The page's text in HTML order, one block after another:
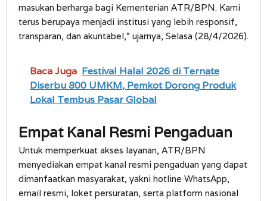
masukan berharga bagi Kementerian ATR/BPN. Kami
terus berupaya menjadi institusi yang lebih responsif,
transparan, dan akuntabel,” ujarnya, Selasa (28/4/2026).
Baca Juga Festival Halal 2026 di Ternate
Diserbu 800 UMKM, Pemkot Dorong Produk
Lokal Tembus Pasar Global
Empat Kanal Resmi Pengaduan
Untuk memperkuat akses layanan, ATR/BPN
menyediakan empat kanal resmi pengaduan yang dapat
dimanfaatkan masyarakat, yakni hotline WhatsApp,
email resmi, loket persuratan, serta platform nasional